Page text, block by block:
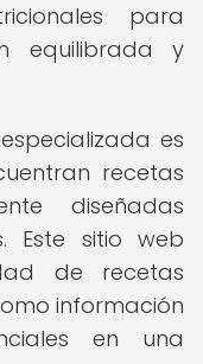
para
equilibrada y
es
recetas
diseñadas
Este sitio web
de recetas
información
en una